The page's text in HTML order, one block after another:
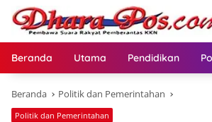
Langsung
konten
Beranda Utama Pendidikan
Beranda Politik dan Pemerintahan
Politik dan Pemerintahan